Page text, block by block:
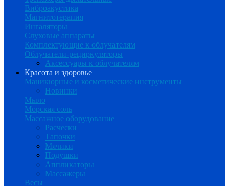
Виброакустика
Магнитотерапия
Ингаляторы
Слуховые аппараты
Комплектующие к облучателям
Облучатели-рециркуляторы
Аксессуары к облучателям
Красота и здоровье
Маникюрные и косметические инструменты
Новинки
Мыло
Морская соль
Массажное оборудование
Расчески
Тапочки
Мячики
Подушки
Аппликаторы
Массажеры
Весы